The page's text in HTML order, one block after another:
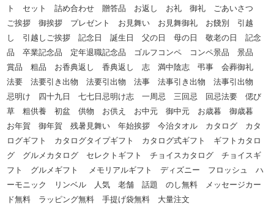
ト セット 詰め合わせ 贈答品 お返し お礼 御礼 ごあいさつ
ご挨拶 御挨拶 プレゼント お見舞い お見舞御礼 お餞別 引越
し 引越しご挨拶 記念日 誕生日 父の日 母の日 敬老の日 記念
品 卒業記念品 定年退職記念品 ゴルフコンペ コンペ景品 景品
賞品 粗品 お香典返し 香典返し 志 満中陰志 弔事 会葬御礼
法要 法要引き出物 法要引出物 法事 法事引き出物 法事引出物
忌明け 四十九日 七七日忌明け志 一周忌 三回忌 回忌法要 偲び
草 粗供養 初盆 供物 お供え お中元 御中元 お歳暮 御歳暮
お年賀 御年賀 残暑見舞い 年始挨拶 今治タオル カタログ カタ
ログギフト カタログタイプギフト カタログ式ギフト ギフトカタロ
グ グルメカタログ セレクトギフト チョイスカタログ チョイスギ
フト グルメギフト メモリアルギフト ディズニー フロッシュ ハ
ーモニック リンベル 人気 老舗 話題 のし無料 メッセージカー
ド無料 ラッピング無料 手提げ袋無料 大量注文